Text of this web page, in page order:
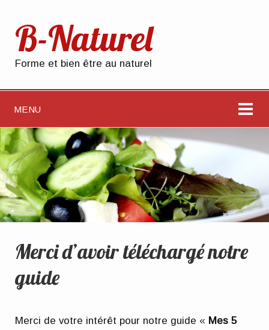
B-Naturel
Forme et bien être au naturel
MENU
Merci d’avoir téléchargé notre
guide
Merci de votre intérêt pour notre guide « Mes 5